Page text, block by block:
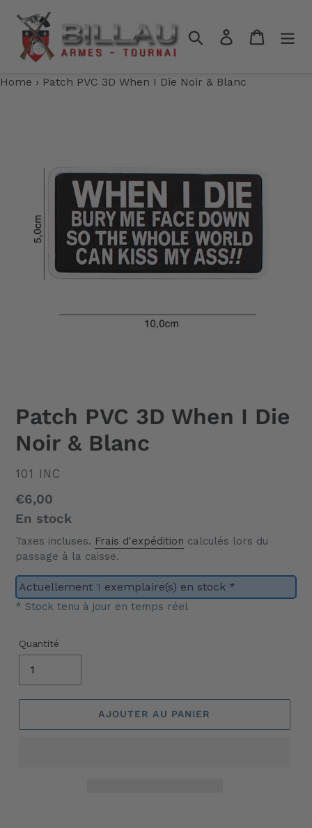
contenu
RechercherSe connecter
Panier
Home › Patch PVC 3D When I Die Noir & Blanc
Patch PVC 3D When I Die
Noir & Blanc
DISTRIBUTEUR
101 INC
Prix
normal
€6,00
En stock
Taxes incluses. Frais d'expédition calculés lors du
passage à la caisse.
Actuellement 1 exemplaire(s) en stock *
* Stock tenu à jour en temps réel
Quantité
AJOUTER AU PANIER